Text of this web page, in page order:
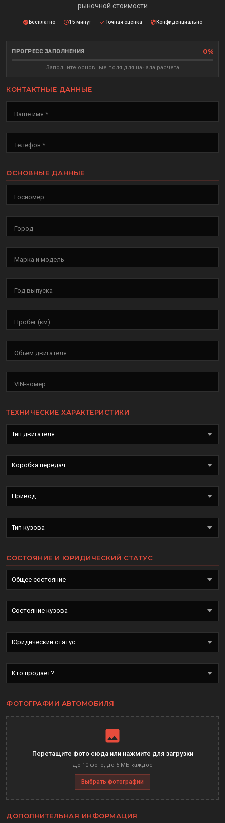
рыночной стоимости
Бесплатно 15 минут Точная оценка Конфиденциально
ПРОГРЕСС ЗАПОЛНЕНИЯ 0%
Заполните основные поля для начала расчета
КОНТАКТНЫЕ ДАННЫЕ
Ваше имя *
Телефон *
ОСНОВНЫЕ ДАННЫЕ
Госномер
Город
Марка и модель
Год выпуска
Пробег (км)
Объем двигателя
VIN-номер
ТЕХНИЧЕСКИЕ ХАРАКТЕРИСТИКИ
СОСТОЯНИЕ И ЮРИДИЧЕСКИЙ СТАТУС
ФОТОГРАФИИ АВТОМОБИЛЯ
Перетащите фото сюда или нажмите для загрузки
До 10 фото, до 5 МБ каждое
Выбрать фотографии
ДОПОЛНИТЕЛЬНАЯ ИНФОРМАЦИЯ